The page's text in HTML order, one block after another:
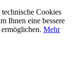
technische Cookies
Ihnen eine bessere
Mehr